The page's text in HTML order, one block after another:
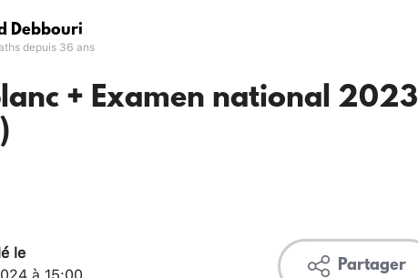
Debbouri
depuis 36 ans
+ Examen national 2023
le
Partager